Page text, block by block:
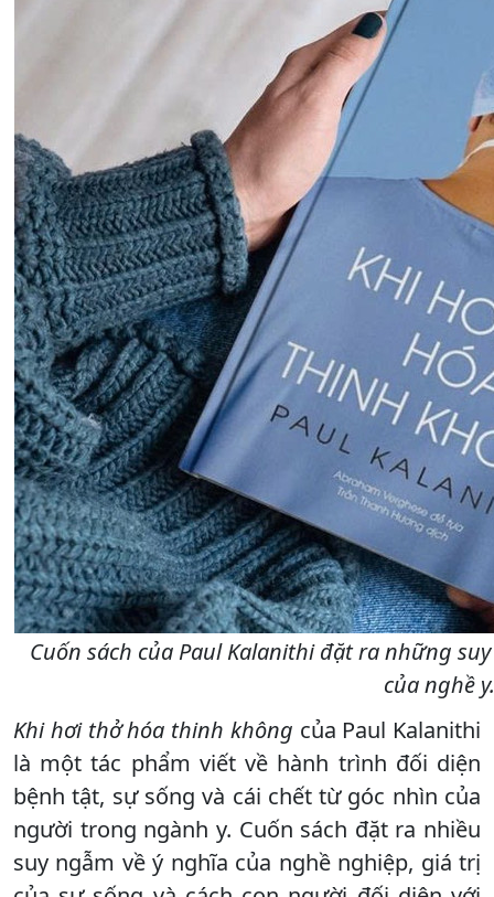
Cuốn sách của Paul Kalanithi đặt ra những
của nghề y.
Khi hơi thở hóa thinh không của Paul Kalanithi
là một tác phẩm viết về hành trình đối diện
bệnh tật, sự sống và cái chết từ góc nhìn của
người trong ngành y. Cuốn sách đặt ra nhiều
suy ngẫm về ý nghĩa của nghề nghiệp, giá trị